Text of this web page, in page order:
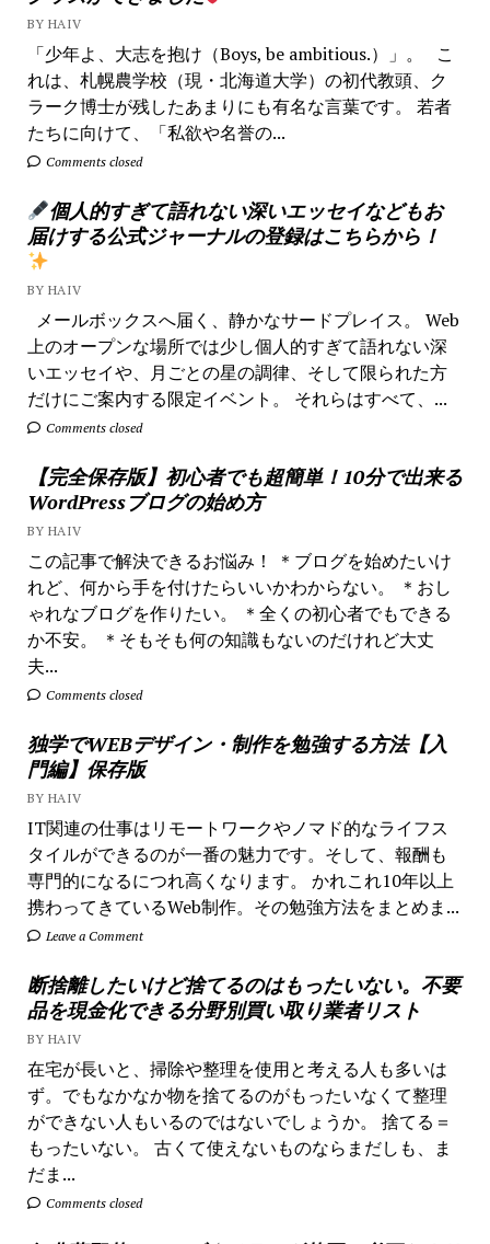
BY HAIV
「少年よ、大志を抱け（Boys, be ambitious.）」。 こ
れは、札幌農学校（現・北海道大学）の初代教頭、ク
ラーク博士が残したあまりにも有名な言葉です。 若者
たちに向けて、「私欲や名誉の...
Comments closed
個人的すぎて語れない深いエッセイなどもお
届けする公式ジャーナルの登録はこちらから！
BY HAIV
メールボックスへ届く、静かなサードプレイス。 Web
上のオープンな場所では少し個人的すぎて語れない深
いエッセイや、月ごとの星の調律、そして限られた方
だけにご案内する限定イベント。 それらはすべて、...
Comments closed
【完全保存版】初心者でも超簡単！10分で出来る
WordPressブログの始め方
BY HAIV
この記事で解決できるお悩み！ ＊ブログを始めたいけ
れど、何から手を付けたらいいかわからない。 ＊おし
ゃれなブログを作りたい。 ＊全くの初心者でもできる
か不安。 ＊そもそも何の知識もないのだけれど大丈
夫...
Comments closed
独学でWEBデザイン・制作を勉強する方法【入
門編】保存版
BY HAIV
IT関連の仕事はリモートワークやノマド的なライフス
タイルができるのが一番の魅力です。そして、報酬も
専門的になるにつれ高くなります。 かれこれ10年以上
携わってきているWeb制作。その勉強方法をまとめま...
Leave a Comment
断捨離したいけど捨てるのはもったいない。不要
品を現金化できる分野別買い取り業者リスト
BY HAIV
在宅が長いと、掃除や整理を使用と考える人も多いは
ず。でもなかなか物を捨てるのがもったいなくて整理
ができない人もいるのではないでしょうか。 捨てる＝
もったいない。 古くて使えないものならまだしも、ま
だま...
Comments closed